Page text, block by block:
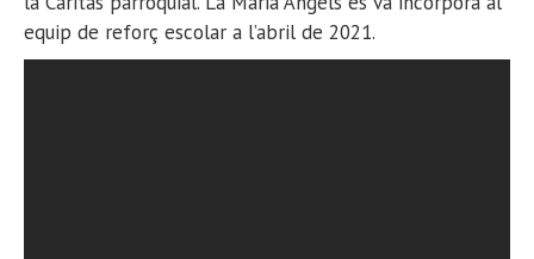
equip de reforç escolar a l’abril de 2021.